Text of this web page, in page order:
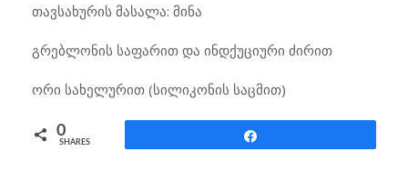
თავსახურის მასალა: მინა
გრებლონის საფარით და ინდქუციური ძირით
ორი სახელურით (სილიკონის საცმით)
0
SHARES